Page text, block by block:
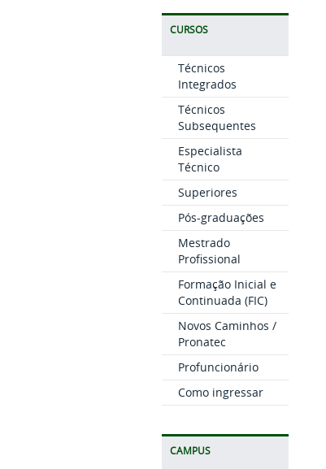
CURSOS
Técnicos
Integrados
Técnicos
Subsequentes
Especialista
Técnico
Superiores
Pós-graduações
Mestrado
Profissional
Formação Inicial e
Continuada (FIC)
Novos Caminhos /
Pronatec
Profuncionário
Como ingressar
CAMPUS